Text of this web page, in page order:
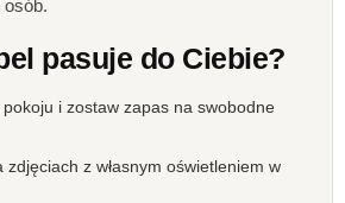
osób.
pasuje do Ciebie?
i zostaw zapas na swobodne
zdjęciach z własnym oświetleniem w